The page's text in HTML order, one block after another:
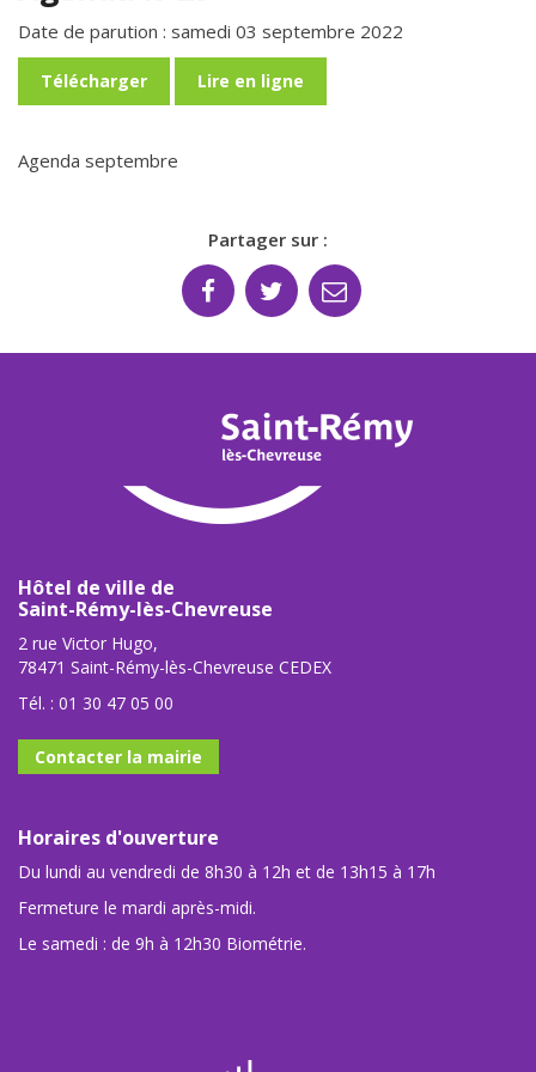
Date de parution : samedi 03 septembre 2022
Télécharger Lire en ligne
Agenda septembre
Partager sur :
Hôtel de ville de
Saint-Rémy-lès-Chevreuse
2 rue Victor Hugo,
78471 Saint-Rémy-lès-Chevreuse CEDEX
Tél. : 01 30 47 05 00
Contacter la mairie
Horaires d'ouverture
Du lundi au vendredi de 8h30 à 12h et de 13h15 à 17h
Fermeture le mardi après-midi.
Le samedi : de 9h à 12h30 Biométrie.